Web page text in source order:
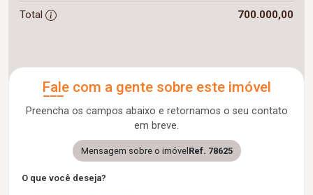
Total 700.000,00
Fale com a gente sobre este imóvel
Preencha os campos abaixo e retornamos o seu contato
em breve.
Mensagem sobre o imóvelRef. 78625
O que você deseja?